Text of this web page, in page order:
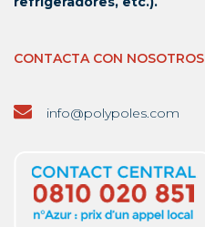
CONTACTA CON NOSOTROS
info@polypoles.com